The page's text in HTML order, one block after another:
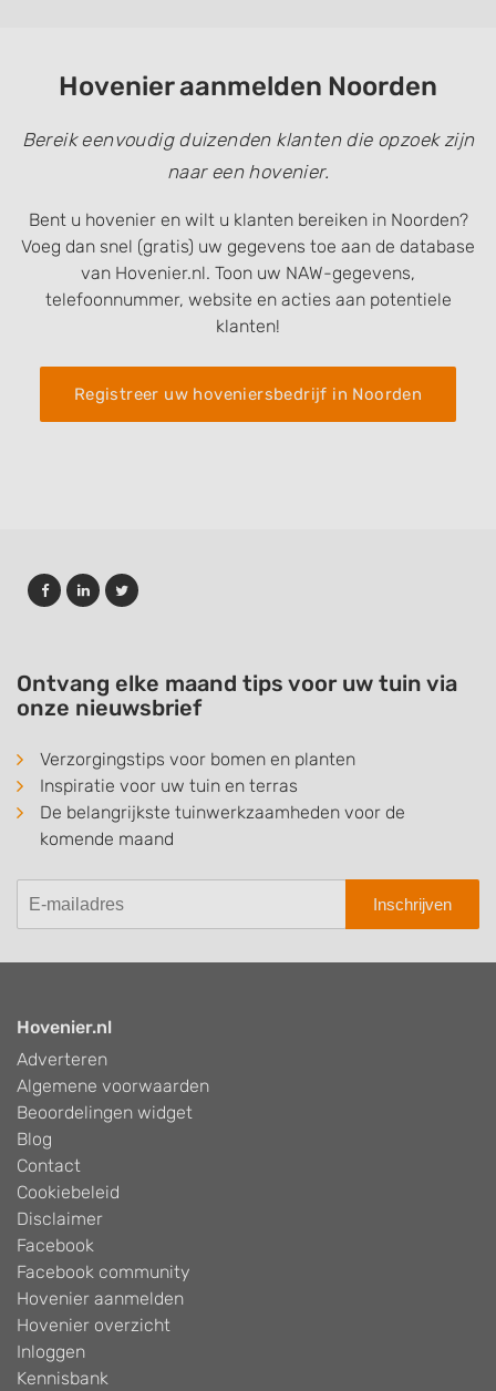
Hovenier aanmelden Noorden
Bereik eenvoudig duizenden klanten die opzoek zijn
naar een hovenier.
Bent u hovenier en wilt u klanten bereiken in Noorden?
Voeg dan snel (gratis) uw gegevens toe aan de database
van Hovenier.nl. Toon uw NAW-gegevens,
telefoonnummer, website en acties aan potentiele
klanten!
Registreer uw hoveniersbedrijf in Noorden
Ontvang elke maand tips voor uw tuin via
onze nieuwsbrief
Verzorgingstips voor bomen en planten
Inspiratie voor uw tuin en terras
De belangrijkste tuinwerkzaamheden voor de
komende maand
Inschrijven
Hovenier.nl
Adverteren
Algemene voorwaarden
Beoordelingen widget
Blog
Contact
Cookiebeleid
Disclaimer
Facebook
Facebook community
Hovenier aanmelden
Hovenier overzicht
Inloggen
Kennisbank